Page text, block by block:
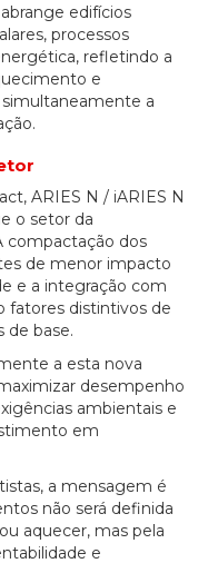
edifícios
processos
refletindo a
e
a
ARIES N / iARIES N
o setor da
compactação dos
de menor impacto
e a integração com
fatores distintivos de
de base.
a esta nova
desempenho
ambientais e
em
a mensagem é
não será definida
aquecer, mas pela
e